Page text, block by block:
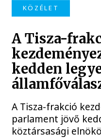
KÖZÉLET
A Tisza-
kedden
A Tisza-frakció
parlament jövő
köztársasági